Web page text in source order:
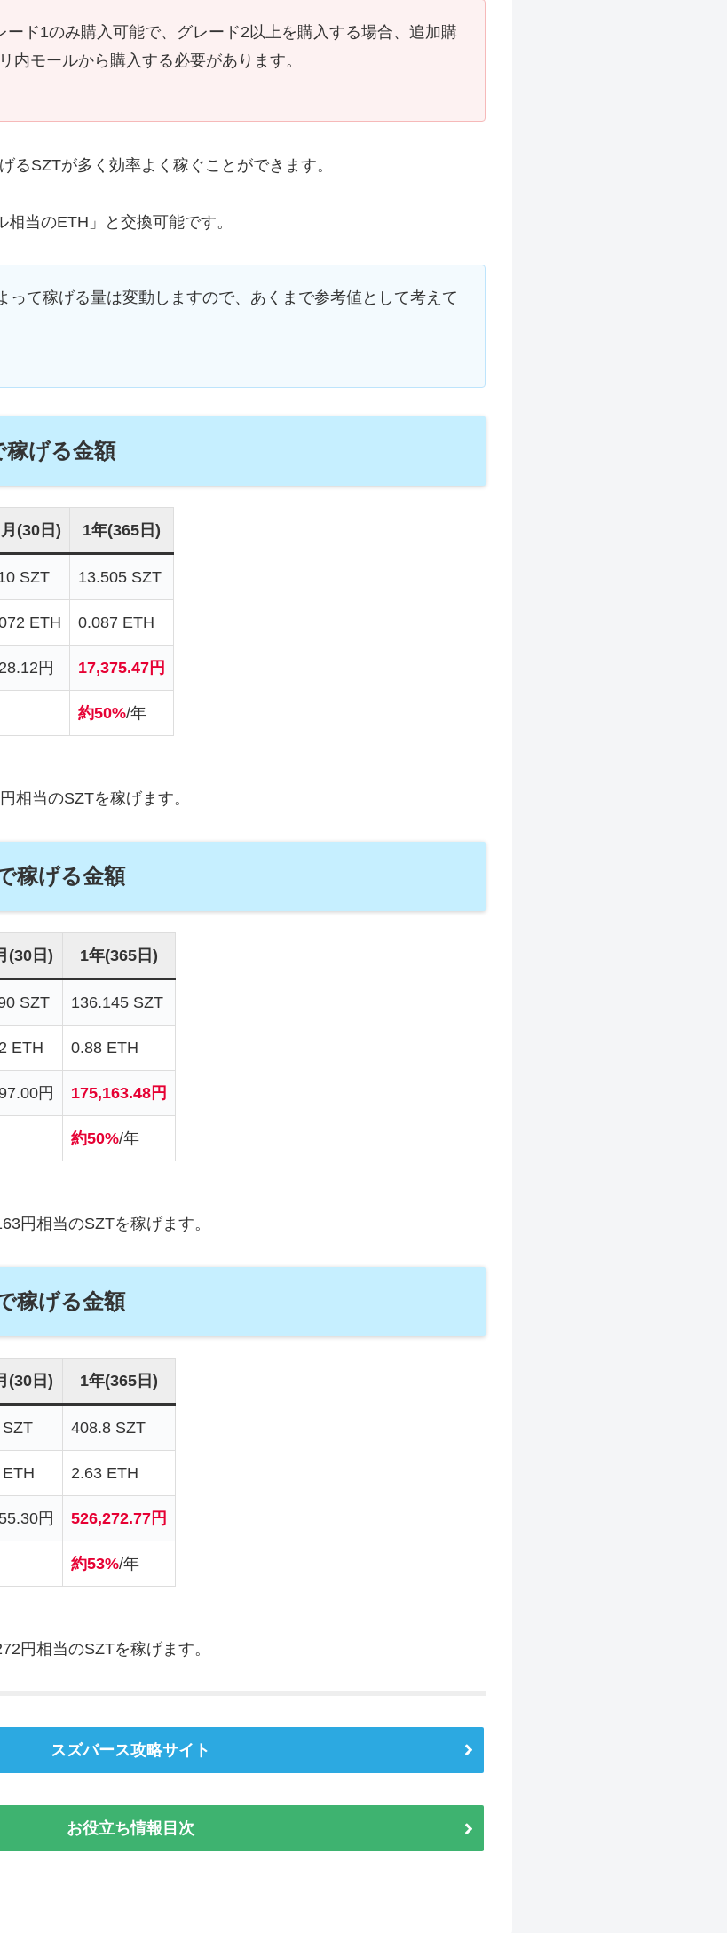
ード1のみ購入可能で、グレード2以上を購入する場合、追加購
内モールから購入する必要があります。
るSZTが多く効率よく稼ぐことができます。
当のETH」と交換可能です。
って稼げる量は変動しますので、あくまで参考値として考えて
げる金額
(30日) 1年(365日)
SZT 13.505 SZT
ETH 0.087 ETH
円 17,375.47円
約50%/年
相当のSZTを稼げます。
稼げる金額
(30日) 1年(365日)
SZT 136.145 SZT
ETH 0.88 ETH
円 175,163.48円
約50%/年
円相当のSZTを稼げます。
稼げる金額
(30日) 1年(365日)
408.8 SZT
2.63 ETH
円 526,272.77円
約53%/年
円相当のSZTを稼げます。
スズバース攻略サイト
お役立ち情報目次